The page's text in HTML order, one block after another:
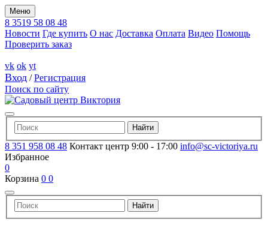
Меню
8 3519 58 08 48
Новости Где купить О нас Доставка Оплата Видео Помощь
Проверить заказ
vk ok yt
Вход /Регистрация
Поиск по сайту
8 351 958 08 48 Контакт центр 9:00 - 17:00 info@sc-victoriya.ru
Избранное
0
Корзина 0 0